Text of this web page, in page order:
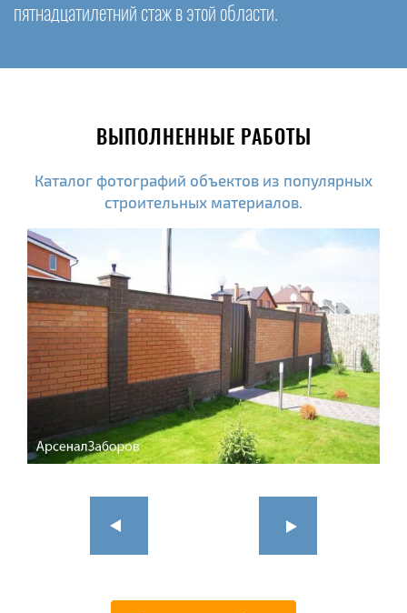
пятнадцатилетний стаж в этой области.
ВЫПОЛНЕННЫЕ РАБОТЫ
Каталог фотографий объектов из популярных
строительных материалов.